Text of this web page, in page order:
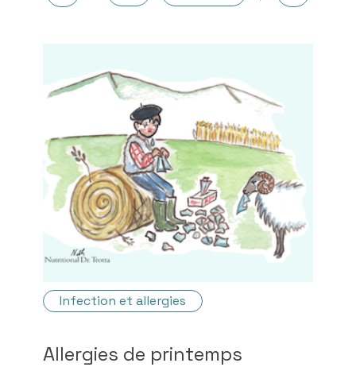
Infection et allergies
Allergies de printemps